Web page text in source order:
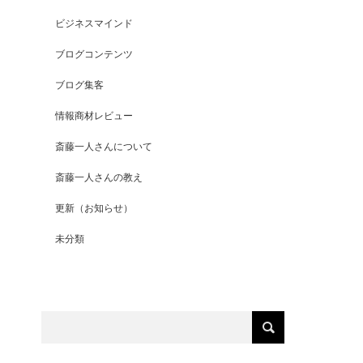
ビジネスマインド
ブログコンテンツ
ブログ集客
情報商材レビュー
斎藤一人さんについて
斎藤一人さんの教え
更新（お知らせ）
未分類